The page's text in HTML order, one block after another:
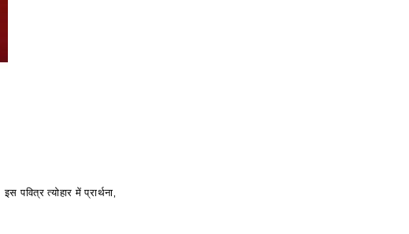
पवित्र त्योहार में प्रार्थना,